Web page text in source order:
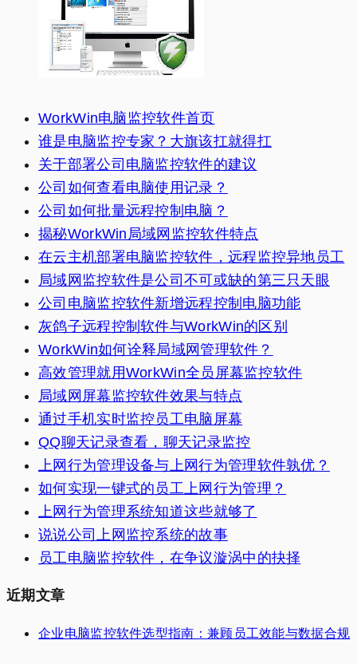
WorkWin电脑监控软件首页
谁是电脑监控专家？大旗该扛就得扛
关于部署公司电脑监控软件的建议
公司如何查看电脑使用记录？
公司如何批量远程控制电脑？
揭秘WorkWin局域网监控软件特点
在云主机部署电脑监控软件，远程监控异地员工
局域网监控软件是公司不可或缺的第三只天眼
公司电脑监控软件新增远程控制电脑功能
灰鸽子远程控制软件与WorkWin的区别
WorkWin如何诠释局域网管理软件？
高效管理就用WorkWin全员屏幕监控软件
局域网屏幕监控软件效果与特点
通过手机实时监控员工电脑屏幕
QQ聊天记录查看，聊天记录监控
上网行为管理设备与上网行为管理软件孰优？
如何实现一键式的员工上网行为管理？
上网行为管理系统知道这些就够了
说说公司上网监控系统的故事
员工电脑监控软件，在争议漩涡中的抉择
近期文章
企业电脑监控软件选型指南：兼顾员工效能与数据合规